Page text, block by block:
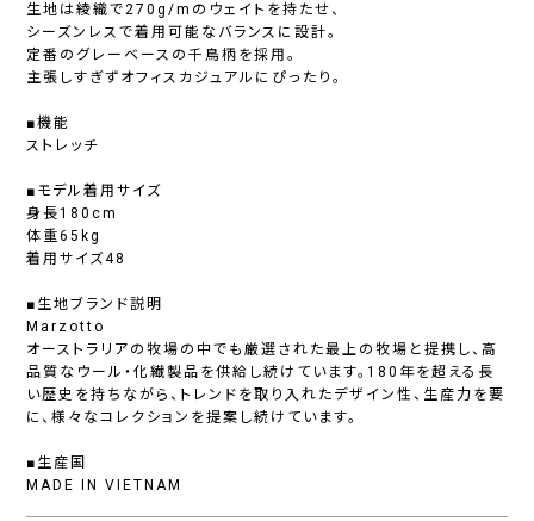
生地は綾織で270g/mのウェイトを持たせ、
シーズンレスで着用可能なバランスに設計。
定番のグレーベースの千鳥柄を採用。
主張しすぎずオフィスカジュアルにぴったり。
■機能
ストレッチ
■モデル着用サイズ
身長180cm
体重65kg
着用サイズ48
■生地ブランド説明
Marzotto
オーストラリアの牧場の中でも厳選された最上の牧場と提携し、高
品質なウール・化繊製品を供給し続けています。180年を超える長
い歴史を持ちながら、トレンドを取り入れたデザイン性、生産力を要
に、様々なコレクションを提案し続けています。
■生産国
MADE IN VIETNAM